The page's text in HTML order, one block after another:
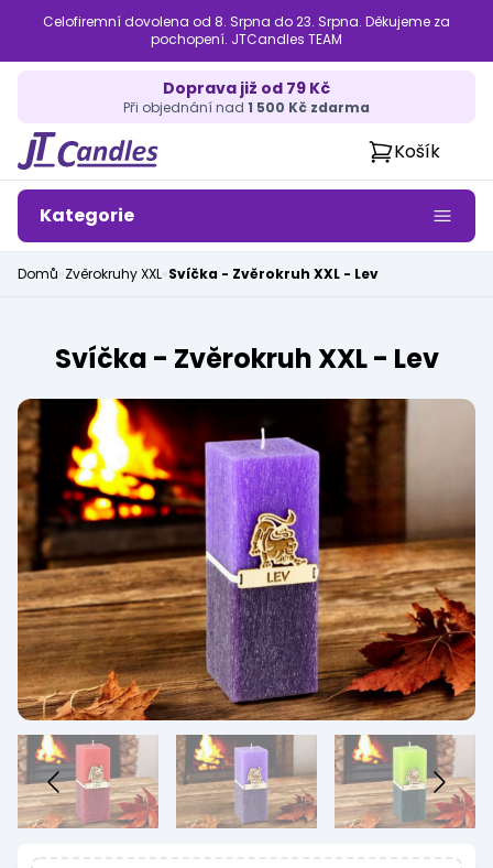
Celofiremní dovolena od 8. Srpna do 23. Srpna. Děkujeme za
pochopení. JTCandles TEAM
Doprava již od 79 Kč
Při objednání nad 1 500 Kč zdarma
Košík
Kategorie
Domů»Zvěrokruhy XXL»Svíčka - Zvěrokruh XXL - Lev
Svíčka - Zvěrokruh XXL - Lev